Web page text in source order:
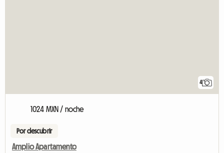
4
1024 MXN / noche
Por descubrir
Amplio Apartamento